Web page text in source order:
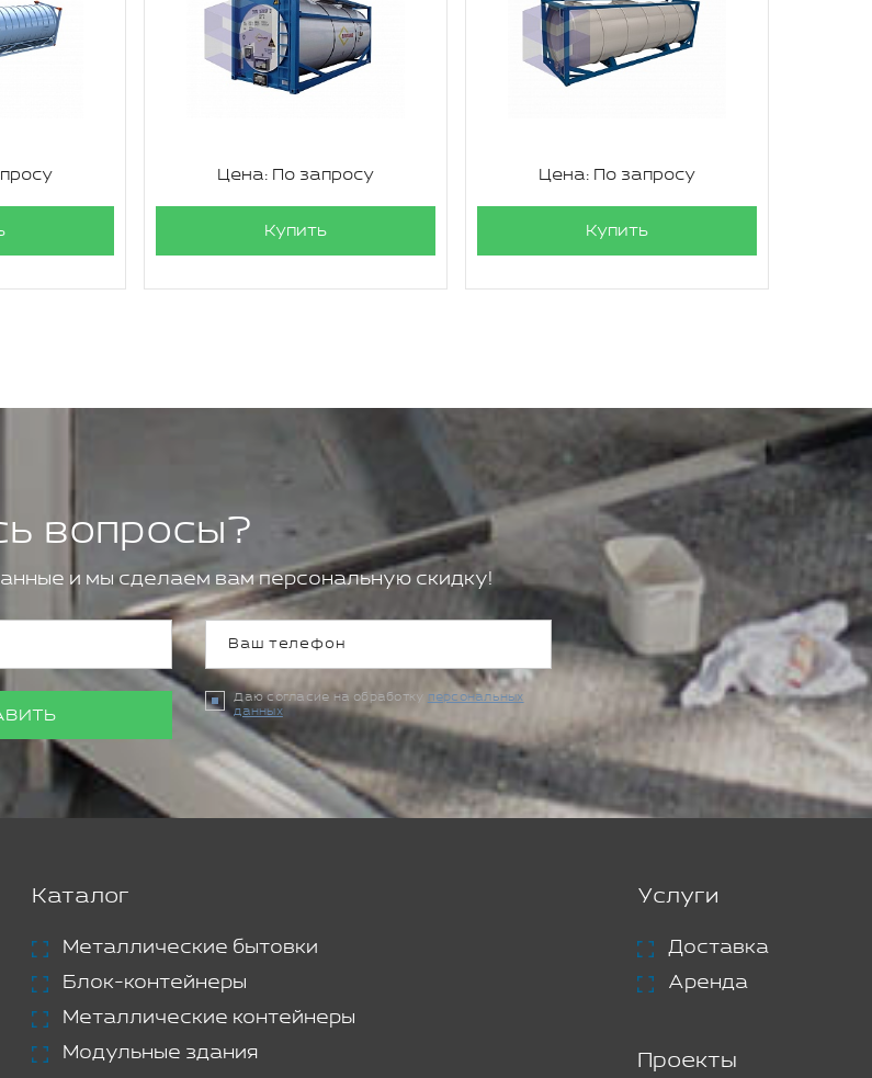
Цена: По запросу
Купить
Цена: По запросу
Купить
вопросы?
и мы сделаем вам персональную скидку!
Даю согласие на обработку персональных
данных
Каталог
Металлические бытовки
Блок-контейнеры
Металлические контейнеры
Модульные здания
Услуги
Доставка
Аренда
Проекты